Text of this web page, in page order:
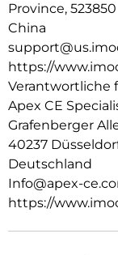
Robuste Qualität
Zertifiziert durch
mit
Mehrsprachige
Deutsch, Polnisch,
Province, 523850
China
https://
Verantwortliche
Apex CE
Grafenberger
40237
Deutschland
Info@apex-
https://